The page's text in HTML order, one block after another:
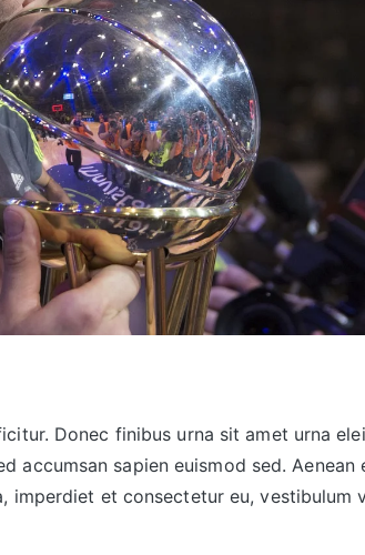
Donec finibus urna sit amet urna
accumsan sapien euismod sed. Aenean
imperdiet et consectetur eu, vestibulum